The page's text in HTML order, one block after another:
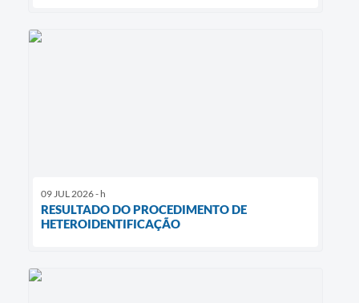
09 JUL 2026 - h
RESULTADO DO PROCEDIMENTO DE
HETEROIDENTIFICAÇÃO